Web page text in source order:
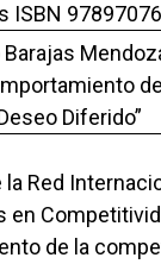
ISBN
Diferido”
Red
en
de la